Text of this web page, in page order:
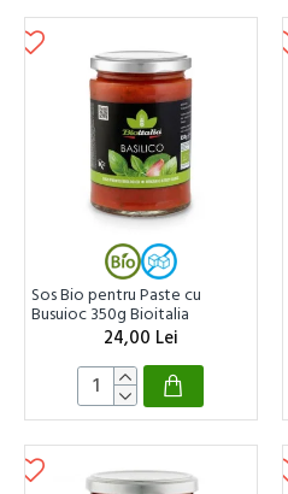
Sos Bio pentru Paste cu
Busuioc 350g Bioitalia
24,00 Lei